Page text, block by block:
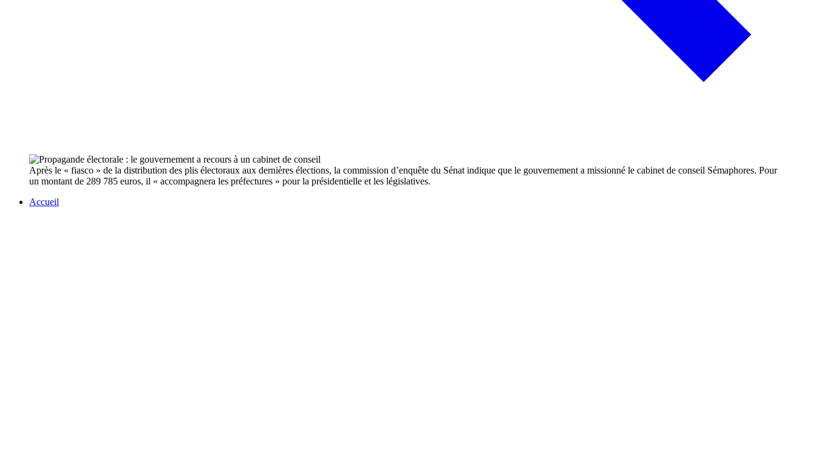
Après le « fiasco » de la distribution des plis électoraux aux dernières élections, la commission d’enquête du Sénat indique que le gouvernement a missionné le cabinet de conseil Sémaphores. Pour
un montant de 289 785 euros, il « accompagnera les préfectures » pour la présidentielle et les législatives.
Accueil